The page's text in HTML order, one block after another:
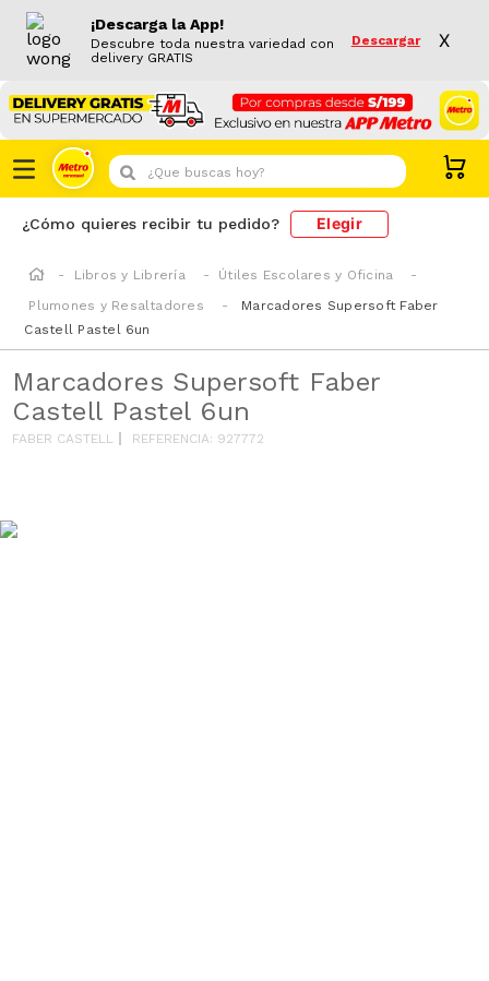
¡Descarga la App!
Descubre toda nuestra variedad con
delivery GRATIS
Descargar X
¿Que buscas hoy?
¿Cómo quieres recibir tu pedido? Elegir
Libros y Librería
Útiles Escolares y Oficina
Plumones y Resaltadores
Marcadores Supersoft Faber
Castell Pastel 6un
Marcadores Supersoft Faber
Castell Pastel 6un
FABER CASTELL REFERENCIA: 927772